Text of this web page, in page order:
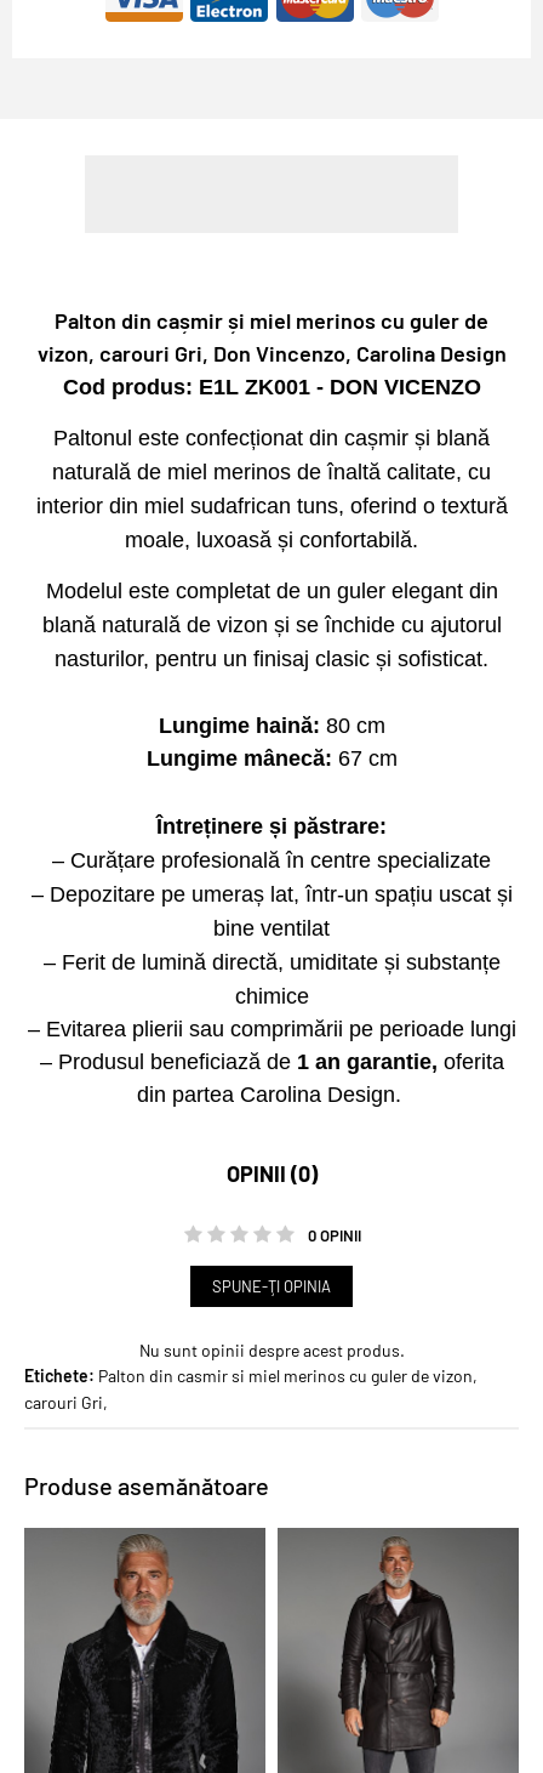
Palton din cașmir și miel merinos cu guler de
vizon, carouri Gri, Don Vincenzo, Carolina Design
Cod produs: E1L ZK001 - DON VICENZO
Paltonul este confecționat din cașmir și blană
naturală de miel merinos de înaltă calitate, cu
interior din miel sudafrican tuns, oferind o textură
moale, luxoasă și confortabilă.
Modelul este completat de un guler elegant din
blană naturală de vizon și se închide cu ajutorul
nasturilor, pentru un finisaj clasic și sofisticat.
Lungime haină: 80 cm
Lungime mânecă: 67 cm
Întreținere și păstrare:
– Curățare profesională în centre specializate
– Depozitare pe umeraș lat, într-un spațiu uscat și
bine ventilat
– Ferit de lumină directă, umiditate și substanțe
chimice
– Evitarea plierii sau comprimării pe perioade lungi
– Produsul beneficiază de 1 an garantie, oferita
din partea Carolina Design.
OPINII (0)
0 OPINII
SPUNE-ŢI OPINIA
Nu sunt opinii despre acest produs.
Etichete: Palton din casmir si miel merinos cu guler de vizon,
carouri Gri,
Produse asemănătoare